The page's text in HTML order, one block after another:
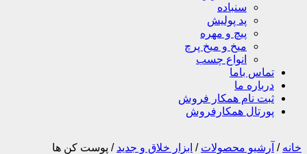
سنباده
پد پولیش
پیچ و مهره
میخ و میخ پرچ
انواع چسب
تماس باما
درباره ما
ثبت نام همکار فروش
پورتال همکارفروش
خانه / آرشیو محصولات / ابزار خلاق و جدید / پوست کن ها